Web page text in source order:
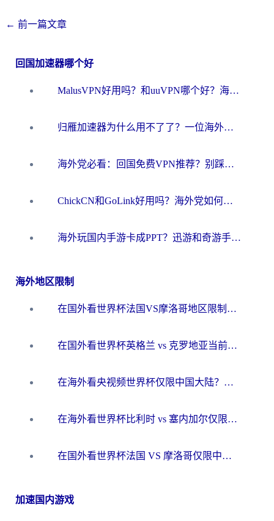
← 前一篇文章
回国加速器哪个好
MalusVPN好用吗？和uuVPN哪个好？海外党无缝访问国内资源的真实对比与选择指南
归雁加速器为什么用不了了？一位海外游子的真实困惑与技术解答
海外党必看：回国免费VPN推荐？别踩坑！教你选对加速器无缝刷国内资源
ChickCN和GoLink好用吗？海外党如何选对回国加速器
海外玩国内手游卡成PPT？迅游和奇游手游哪个好？一篇讲透回国加速器怎么选
海外地区限制
在国外看世界杯法国VS摩洛哥地区限制？这篇指南让你流畅看中文解说无压力
在国外看世界杯英格兰 vs 克罗地亚当前地区不可播放？这篇指南帮你搞定所有海外观赛难题
在海外看央视频世界杯仅限中国大陆？这篇指南帮你解锁中文解说+无卡顿直播
在海外看世界杯比利时 vs 塞内加尔仅限中国大陆？我找到了最流畅的中文解说之路
在国外看世界杯法国 VS 摩洛哥仅限中国大陆？海外党这样看中文解说赛事不卡顿
加速国内游戏